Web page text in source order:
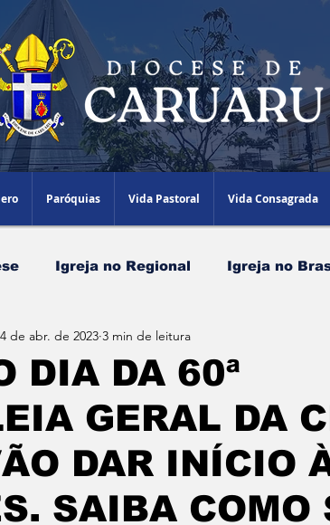
Paróquias Vida Pastoral Vida Consagrada
Igreja no Regional Igreja no
Leão XIV Agenda Episcopal
DIA DA 60ª
GERAL DA
DAR INÍCIO
SAIBA COMO
de abr. de 2023 3 min de leitura